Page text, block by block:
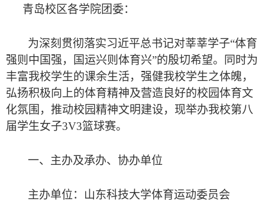
青岛校区各学院团委：
为深刻贯彻落实习近平总书记对莘莘学子“体育
强则中国强，国运兴则体育兴”的殷切希望。同时为
丰富我校学生的课余生活，强健我校学生之体魄，
弘扬积极向上的体育精神及营造良好的校园体育文
化氛围，推动校园精神文明建设，现举办我校第八
届学生女子3V3篮球赛。
一、主办及承办、协办单位
主办单位：山东科技大学体育运动委员会